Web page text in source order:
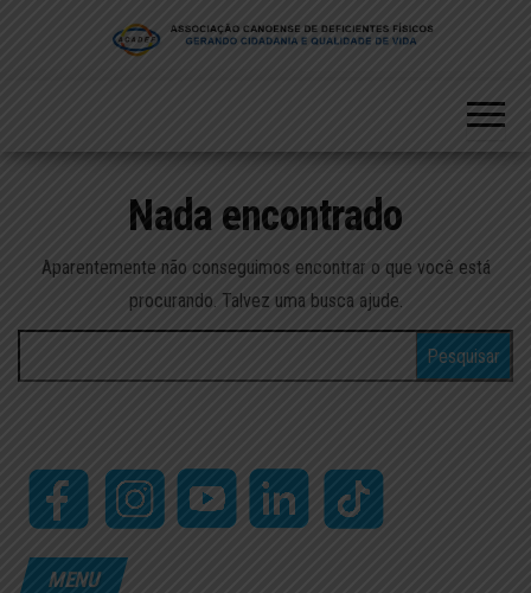
Nada encontrado
Aparentemente não conseguimos encontrar o que você está
procurando. Talvez uma busca ajude.
por:
MENU